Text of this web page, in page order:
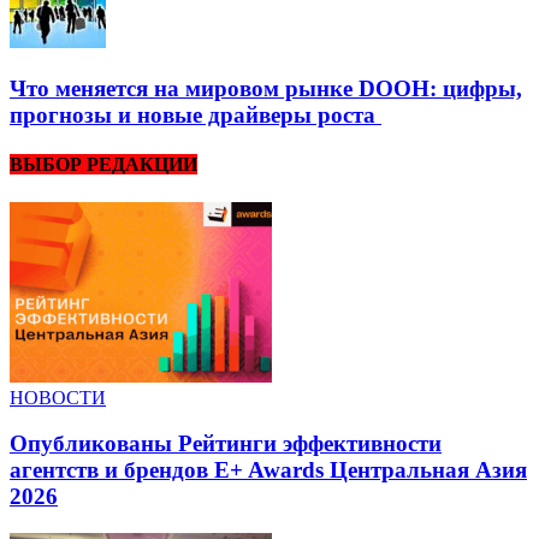
Что меняется на мировом рынке DOOH: цифры,
прогнозы и новые драйверы роста
ВЫБОР РЕДАКЦИИ
НОВОСТИ
Опубликованы Рейтинги эффективности
агентств и брендов E+ Awards Центральная Азия
2026